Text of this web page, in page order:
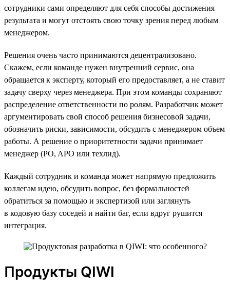
сотрудники сами определяют для себя способы достижения
результата и могут отстоять свою точку зрения перед любым
менеджером.
Решения очень часто принимаются децентрализовано.
Скажем, если команде нужен внутренний сервис, она
обращается к эксперту, который его предоставляет, а не ставит
задачу сверху через менеджера. При этом команды сохраняют
распределение ответственности по ролям. Разработчик может
аргументировать свой способ решения бизнесовой задачи,
обозначить риски, зависимости, обсудить с менеджером объем
работы. А решение о приоритетности задачи принимает
менеджер (PO, APO или техлид).
Каждый сотрудник и команда может напрямую предложить
коллегам идею, обсудить вопрос, без формальностей
обратиться за помощью и экспертизой или заглянуть
в кодовую базу соседей и найти баг, если вдруг рушится
интеграция.
Продукты QIWI